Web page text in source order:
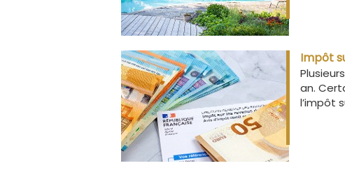
Impôt
an.
l’impôt